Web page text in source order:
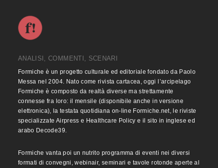
ANALISI, COMMENTI, SCENARI
Formiche è un progetto culturale ed editoriale fondato da Paolo
Messa nel 2004. Nato come rivista cartacea, oggi l’arcipelago
Formiche è composto da realtà diverse ma strettamente
connesse fra loro: il mensile (disponibile anche in versione
elettronica), la testata quotidiana on-line Formiche.net, le riviste
specializzate Airpress e Healthcare Policy e il sito in inglese ed
arabo Decode39.
Formiche vanta poi un nutrito programma di eventi nei diversi
formati di convegni, webinair, seminari e tavole rotonde aperte al